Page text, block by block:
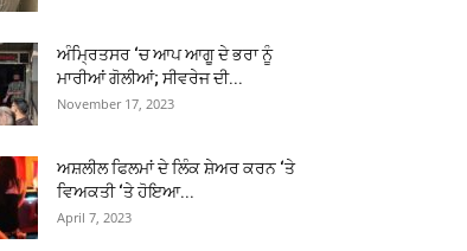
ਅੰਮ੍ਰਿਤਸਰ ‘ਚ ਆਪ ਆਗੂ ਦੇ ਭਰਾ ਨੂੰ
ਮਾਰੀਆਂ ਗੋਲੀਆਂ; ਸੀਵਰੇਜ ਦੀ...
November 17, 2023
ਅਸ਼ਲੀਲ ਫਿਲਮਾਂ ਦੇ ਲਿੰਕ ਸ਼ੇਅਰ ਕਰਨ ‘ਤੇ
ਵਿਅਕਤੀ ‘ਤੇ ਹੋਇਆ...
April 7, 2023